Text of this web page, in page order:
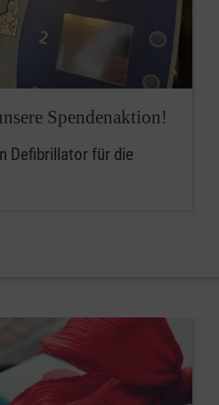
Spendenaktion!
Defibrillator für die